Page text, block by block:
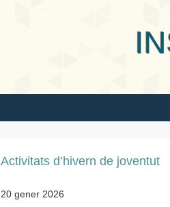
INS
Activitats d’hivern de joventut
20 gener 2026